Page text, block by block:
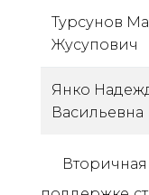
Турсунов
Жусупович
Янко
Васильевна